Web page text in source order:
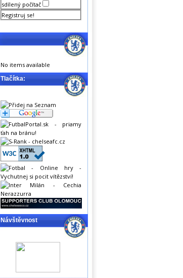
sdílený počítač
Registruj se!
No items available
Tlačítka:
Návštěvnost